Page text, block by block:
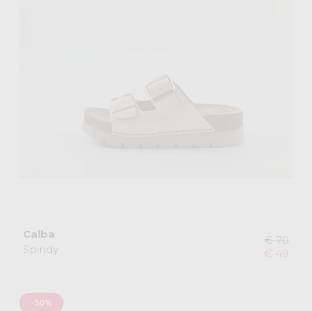
Calba
Spindy
€ 70
€ 49
-30%